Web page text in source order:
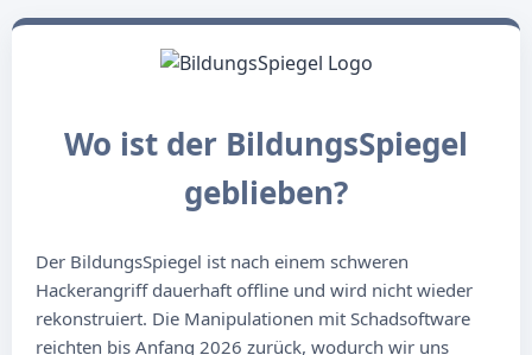
Wo ist der BildungsSpiegel
geblieben?
Der BildungsSpiegel ist nach einem schweren
Hackerangriff dauerhaft offline und wird nicht wieder
rekonstruiert. Die Manipulationen mit Schadsoftware
reichten bis Anfang 2026 zurück, wodurch wir uns